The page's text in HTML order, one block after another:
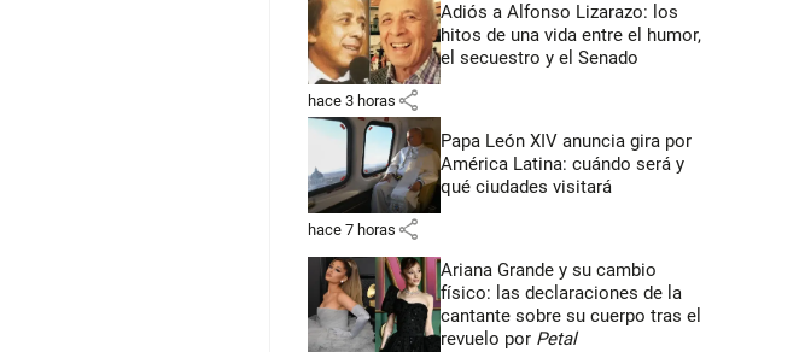
Adiós a Alfonso Lizarazo: los
hitos de una vida entre el humor,
el secuestro y el Senado
hace 3 horas share
Papa León XIV anuncia gira por
América Latina: cuándo será y
qué ciudades visitará
hace 7 horas share
Ariana Grande y su cambio
físico: las declaraciones de la
cantante sobre su cuerpo tras el
revuelo por Petal